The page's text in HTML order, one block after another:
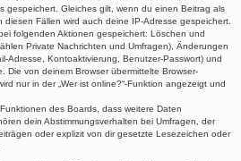
gespeichert. Gleiches gilt, wenn du einen Beitrag als
diesen Fällen wird auch deine IP-Adresse gespeichert.
folgenden Aktionen gespeichert: Löschen und
Private Nachrichten und Umfragen), Änderungen
Adresse, Kontoaktivierung, Benutzer-Passwort) und
Die von deinem Browser übermittelte Browser-
nur in der „Wer ist online?“-Funktion angezeigt und
des Boards, dass weitere Daten
dein Abstimmungsverhalten bei Umfragen, der
oder explizit von dir gesetzte Lesezeichen oder